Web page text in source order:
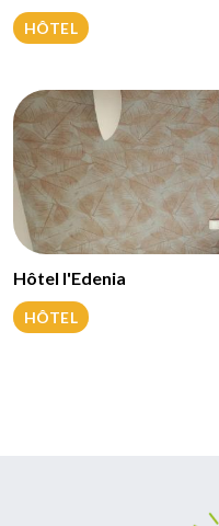
HÔTEL
Hôtel l'Edenia
HÔTEL